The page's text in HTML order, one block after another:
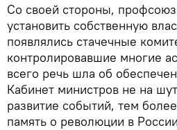
Со своей стороны,
установить собственную
появлялись стачечные
контролировавшие многие
всего речь шла об
Кабинет министров не на
развитие событий, тем
память о революции в